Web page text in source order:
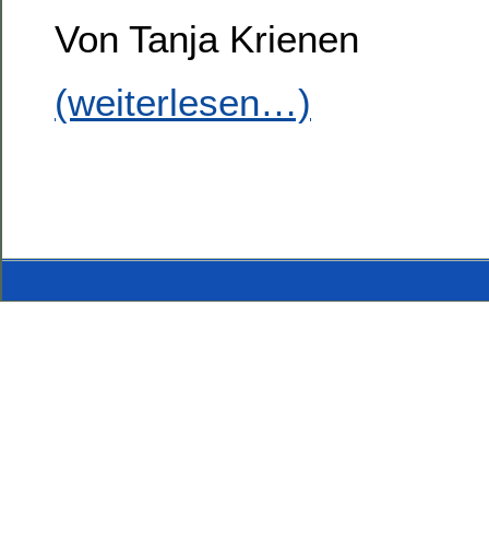
Von Tanja Krienen
(weiterlesen…)